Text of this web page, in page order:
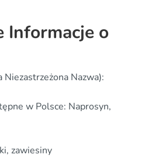
Informacje o
Nazwa):
w Polsce: Naprosyn,
zawiesiny